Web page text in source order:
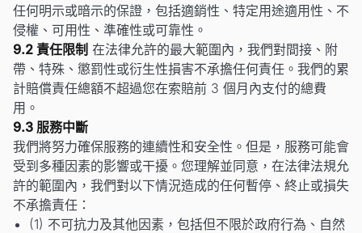
任何明示或暗示的保證，包括適銷性、特定用途適用性、不
侵權、可用性、準確性或可靠性。
9.2 責任限制 在法律允許的最大範圍內，我們對間接、附
帶、特殊、懲罰性或衍生性損害不承擔任何責任。我們的累
計賠償責任總額不超過您在索賠前 3 個月內支付的總費
用。
9.3 服務中斷
我們將努力確保服務的連續性和安全性。但是，服務可能會
受到多種因素的影響或干擾。您理解並同意，在法律法規允
許的範圍內，我們對以下情況造成的任何暫停、終止或損失
不承擔責任：
(1) 不可抗力及其他因素，包括但不限於政府行為、自然